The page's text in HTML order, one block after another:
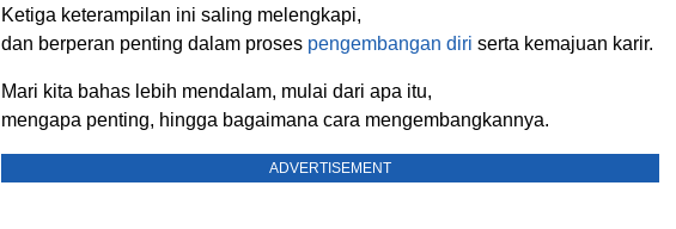
Ketiga keterampilan ini saling melengkapi,
dan berperan penting dalam proses pengembangan diri serta kemajuan karir.
Mari kita bahas lebih mendalam, mulai dari apa itu,
mengapa penting, hingga bagaimana cara mengembangkannya.
ADVERTISEMENT